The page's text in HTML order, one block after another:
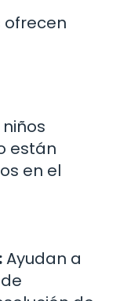
ofrecen
niños
están
en el
Ayudan a